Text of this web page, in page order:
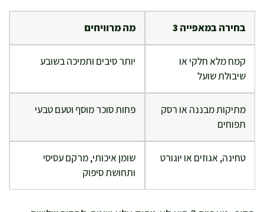
בחירה במאפייה 3 מה מרוויחים
קמח מלא חלקי או
שיבולת שועל
יותר סיבים ותמיכה בשובע
מתיקות מבננה או רסק
תפוחים
פחות סוכר מוסף וטעם טבעי
טחינה, אגוזים או יוגורט
שומן איכותי, מרקם עסיסי
ותחושת סיפוק